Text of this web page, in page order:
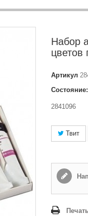
Набор
Артикул
Состояние:
2841096
Твит